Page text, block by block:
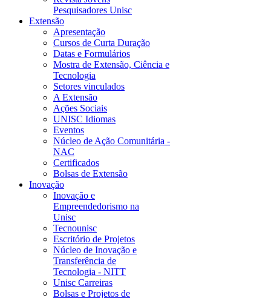
Pesquisadores Unisc
Extensão
Apresentação
Cursos de Curta Duração
Datas e Formulários
Mostra de Extensão, Ciência e
Tecnologia
Setores vinculados
A Extensão
Ações Sociais
UNISC Idiomas
Eventos
Núcleo de Ação Comunitária -
NAC
Certificados
Bolsas de Extensão
Inovação
Inovação e
Empreendedorismo na
Unisc
Tecnounisc
Escritório de Projetos
Núcleo de Inovação e
Transferência de
Tecnologia - NITT
Unisc Carreiras
Bolsas e Projetos de